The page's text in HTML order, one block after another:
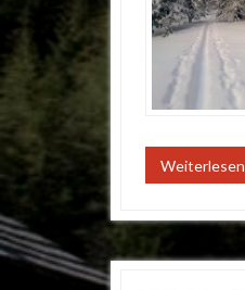
Weiterlesen